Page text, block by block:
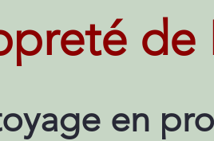
de
en